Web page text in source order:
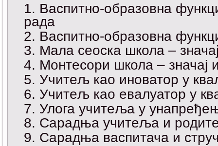
Васпитно-образовна
рада
Васпитно-образовна
Мала сеоска школа –
Монтесори школа – значај
Учитељ као иноватор у
Учитељ као евалуатор у
Улога учитеља у
Сарадња учитеља и
Сарадња васпитача и